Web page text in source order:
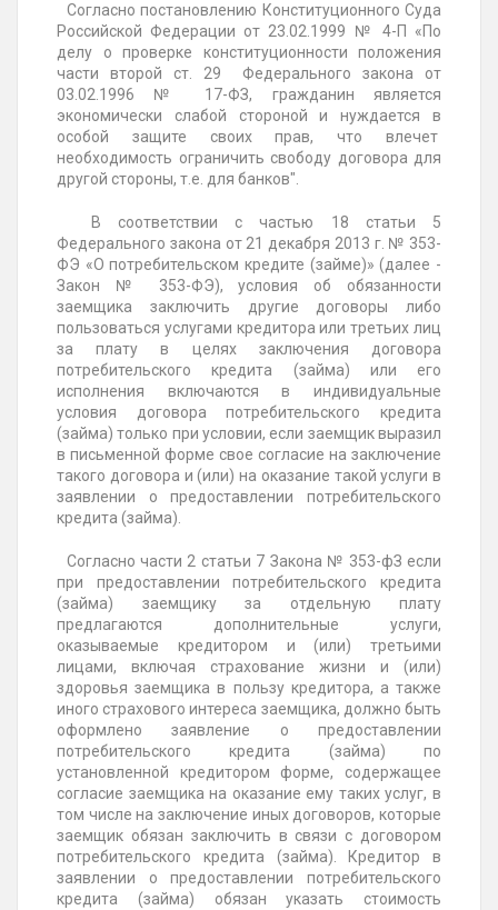
Согласно постановлению Конституционного Суда
Российской Федерации от 23.02.1999 № 4-П «По
делу о проверке конституционности положения
части второй ст. 29 Федерального закона от
03.02.1996 № 17-ФЗ, гражданин является
экономически слабой стороной и нуждается в
особой защите своих прав, что влечет
необходимость ограничить свободу договора для
другой стороны, т.е. для банков".
В соответствии с частью 18 статьи 5
Федерального закона от 21 декабря 2013 г. № 353-
ФЭ «О потребительском кредите (займе)» (далее -
Закон № 353-ФЭ), условия об обязанности
заемщика заключить другие договоры либо
пользоваться услугами кредитора или третьих лиц
за плату в целях заключения договора
потребительского кредита (займа) или его
исполнения включаются в индивидуальные
условия договора потребительского кредита
(займа) только при условии, если заемщик выразил
в письменной форме свое согласие на заключение
такого договора и (или) на оказание такой услуги в
заявлении о предоставлении потребительского
кредита (займа).
Согласно части 2 статьи 7 Закона № 353-фЗ если
при предоставлении потребительского кредита
(займа) заемщику за отдельную плату
предлагаются дополнительные услуги,
оказываемые кредитором и (или) третьими
лицами, включая страхование жизни и (или)
здоровья заемщика в пользу кредитора, а также
иного страхового интереса заемщика, должно быть
оформлено заявление о предоставлении
потребительского кредита (займа) по
установленной кредитором форме, содержащее
согласие заемщика на оказание ему таких услуг, в
том числе на заключение иных договоров, которые
заемщик обязан заключить в связи с договором
потребительского кредита (займа). Кредитор в
заявлении о предоставлении потребительского
кредита (займа) обязан указать стоимость